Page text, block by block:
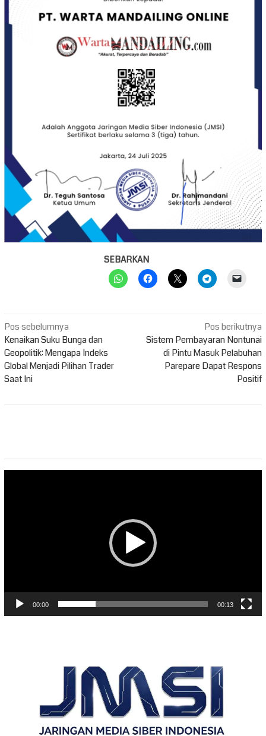
SEBARKAN
Navigasi
pos
Pos sebelumnya
Kenaikan Suku Bunga dan
Geopolitik: Mengapa Indeks
Global Menjadi Pilihan Trader
Saat Ini
Pos berikutnya
Sistem Pembayaran Nontunai
di Pintu Masuk Pelabuhan
Parepare Dapat Respons
Positif
00:00 00:13